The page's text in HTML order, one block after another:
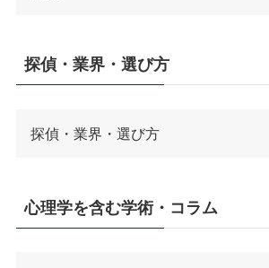
探偵・業界・選び方
探偵・業界・選び方
心理学を含む学術・コラム